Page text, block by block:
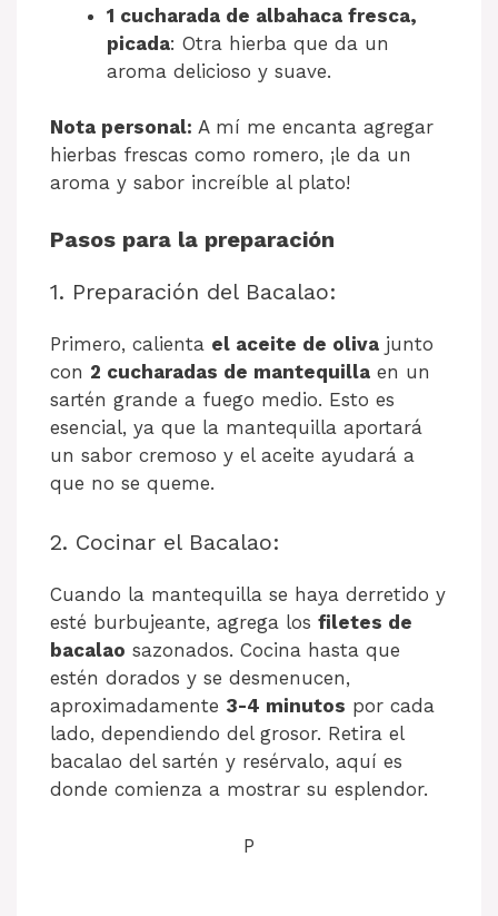
1 cucharada de albahaca fresca,
picada: Otra hierba que da un
aroma delicioso y suave.
Nota personal: A mí me encanta agregar
hierbas frescas como romero, ¡le da un
aroma y sabor increíble al plato!
Pasos para la preparación
1. Preparación del Bacalao:
Primero, calienta el aceite de oliva junto
con 2 cucharadas de mantequilla en un
sartén grande a fuego medio. Esto es
esencial, ya que la mantequilla aportará
un sabor cremoso y el aceite ayudará a
que no se queme.
2. Cocinar el Bacalao:
Cuando la mantequilla se haya derretido y
esté burbujeante, agrega los filetes de
bacalao sazonados. Cocina hasta que
estén dorados y se desmenucen,
aproximadamente 3-4 minutos por cada
lado, dependiendo del grosor. Retira el
bacalao del sartén y resérvalo, aquí es
donde comienza a mostrar su esplendor.
P